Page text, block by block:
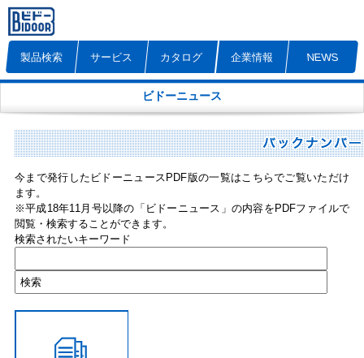
製品検索 サービス カタログ 企業情報 NEWS
ビドーニュース
今まで発行したビドーニュースPDF版の一覧はこちらでご覧いただけ
ます。
※平成18年11月号以降の「ビドーニュース」の内容をPDFファイルで
閲覧・検索することができます。
検索されたいキーワード